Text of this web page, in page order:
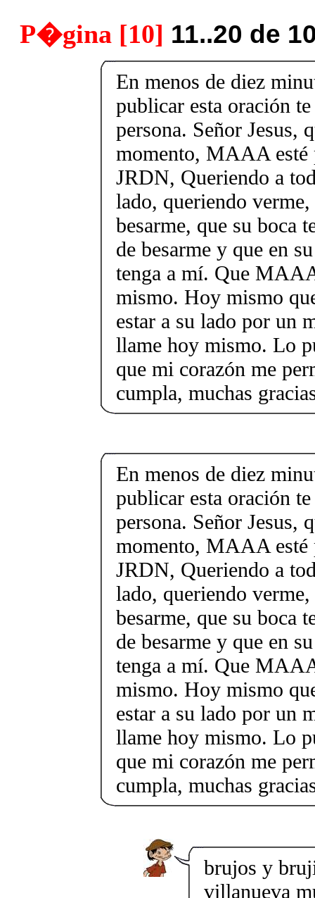
P�gina [10] 11..20 de
En menos de diez
publicar esta oración
persona. Señor Jesus,
momento, MAAA esté
JRDN, Queriendo a
lado, queriendo verme,
besarme, que su boca
de besarme y que en
tenga a mí. Que
mismo. Hoy mismo
estar a su lado por un
llame hoy mismo. Lo
que mi corazón me
cumpla, muchas
En menos de diez
publicar esta oración
persona. Señor Jesus,
momento, MAAA esté
JRDN, Queriendo a
lado, queriendo verme,
besarme, que su boca
de besarme y que en
tenga a mí. Que
mismo. Hoy mismo
estar a su lado por un
llame hoy mismo. Lo
que mi corazón me
cumpla, muchas
brujos y
villanueva